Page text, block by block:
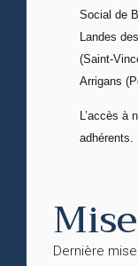
Social de
Landes
(Saint-
Arrigans
L’accès
adhérents.
Dernière